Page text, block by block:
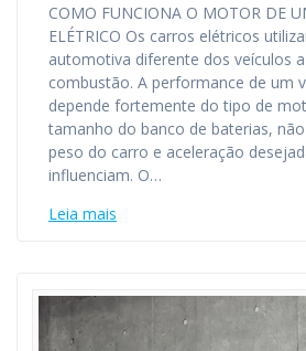
COMO FUNCIONA O MOTOR DE
ELÉTRICO Os carros elétricos
automotiva diferente dos veículos
combustão. A performance de um
depende fortemente do tipo de
tamanho do banco de baterias,
peso do carro e aceleração
influenciam. O…
Leia mais